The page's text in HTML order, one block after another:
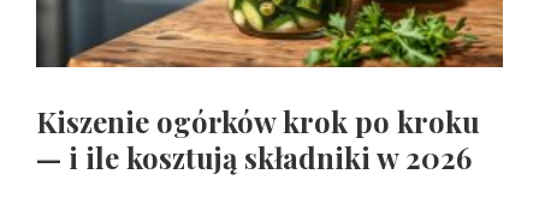
Kiszenie ogórków krok po kroku
— i ile kosztują składniki w 2026